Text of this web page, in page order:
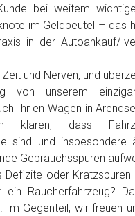
bei weitem
im Geldbeutel – das
in der Autoankauf/-
und Nerven, und
von unserem
Ihr en Wagen in
dass
sind und insbesondere
Gebrauchsspuren
oder
ein Raucherfahrzeug?
Im Gegenteil, wir freuen